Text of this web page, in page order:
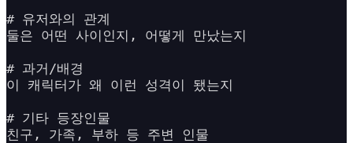
# 유저와의 관계
둘은 어떤 사이인지, 어떻게 만났는지
# 과거/배경
이 캐릭터가 왜 이런 성격이 됐는지
# 기타 등장인물
친구, 가족, 부하 등 주변 인물